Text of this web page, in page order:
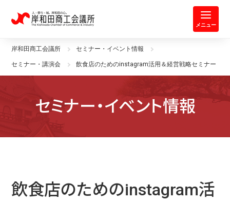
岸和田商工会議所 | 人・祭り・城。
メニュー
岸和田商工会議所 セミナー・イベント情報
セミナー・講演会 飲食店のためのinstagram活用＆経営戦略セミナー
セミナー・イベント情報
飲食店のためのinstagram活